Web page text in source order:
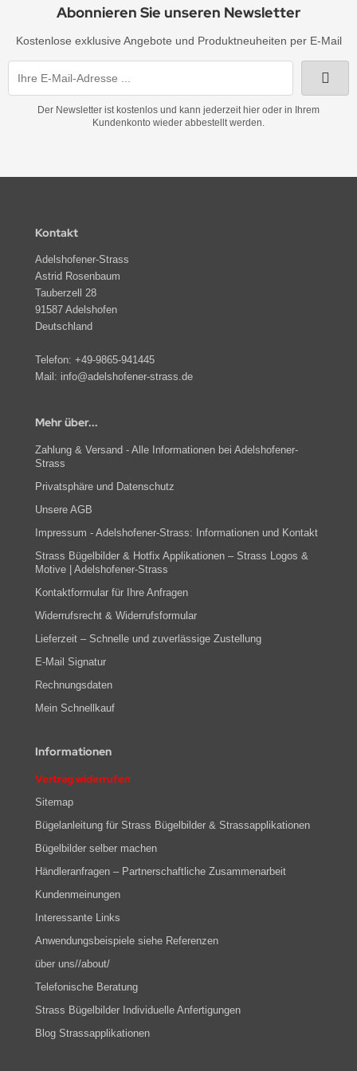
Abonnieren Sie unseren Newsletter
Kostenlose exklusive Angebote und Produktneuheiten per E-Mail
Der Newsletter ist kostenlos und kann jederzeit hier oder in Ihrem
Kundenkonto wieder abbestellt werden.
Kontakt
Adelshofener-Strass
Astrid Rosenbaum
Tauberzell 28
91587 Adelshofen
Deutschland
Telefon: +49-9865-941445
Mail: info@adelshofener-strass.de
Mehr über...
Zahlung & Versand - Alle Informationen bei Adelshofener-
Strass
Privatsphäre und Datenschutz
Unsere AGB
Impressum - Adelshofener-Strass: Informationen und Kontakt
Strass Bügelbilder & Hotfix Applikationen – Strass Logos &
Motive | Adelshofener-Strass
Kontaktformular für Ihre Anfragen
Widerrufsrecht & Widerrufsformular
Lieferzeit – Schnelle und zuverlässige Zustellung
E-Mail Signatur
Rechnungsdaten
Mein Schnellkauf
Informationen
Vertrag widerrufen
Sitemap
Bügelanleitung für Strass Bügelbilder & Strassapplikationen
Bügelbilder selber machen
Händleranfragen – Partnerschaftliche Zusammenarbeit
Kundenmeinungen
Interessante Links
Anwendungsbeispiele siehe Referenzen
über uns//about/
Telefonische Beratung
Strass Bügelbilder Individuelle Anfertigungen
Blog Strassapplikationen